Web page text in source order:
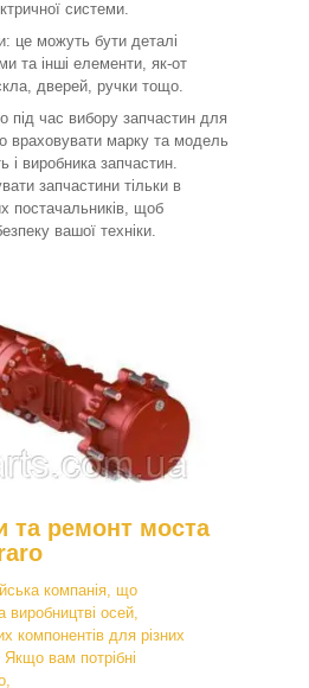
системи.
це можуть бути деталі
та інші елементи, як-от
дверей, ручки тощо.
під час вибору запчастин для
враховувати марку та модель
і виробника запчастин.
запчастини тільки в
постачальників, щоб
вашої техніки.
та ремонт моста
компанія, що
виробництві осей,
компонентів для різних
Якщо вам потрібні